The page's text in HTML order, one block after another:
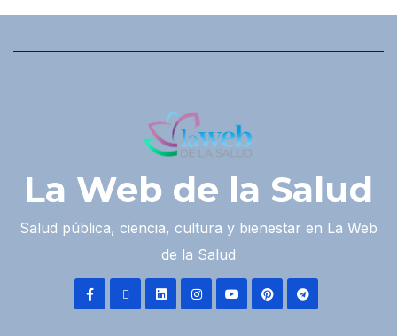
La Web de la Salud
Salud pública, ciencia, cultura y bienestar en La Web
de la Salud